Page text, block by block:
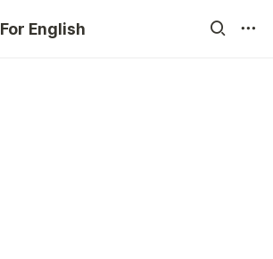
For English